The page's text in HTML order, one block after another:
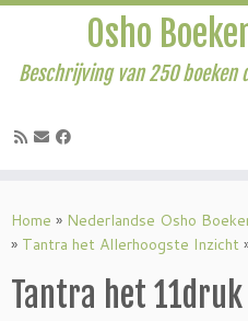
naar
inhoud
Osho
Beschrijving van 250 boeken
Home » Nederlandse Osho
» Tantra het Allerhoogste Inzicht
Tantra het 11druk